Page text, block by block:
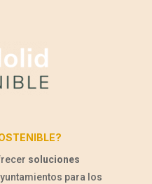
soluciones
para los